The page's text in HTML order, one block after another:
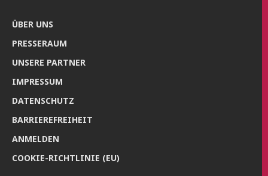
ÜBER UNS
PRES­SE­RAUM
UNSE­RE PARTNER
IMPRES­SUM
DATEN­SCHUTZ
BAR­RIE­RE­FREI­HEIT
ANMEL­DEN
COO­KIE-RICH­T­­LI­­NIE (EU)